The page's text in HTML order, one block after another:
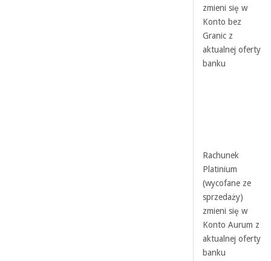
zmieni się w
Konto bez
Granic z
aktualnej oferty
banku
Rachunek
Platinium
(wycofane ze
sprzedaży)
zmieni się w
Konto Aurum z
aktualnej oferty
banku